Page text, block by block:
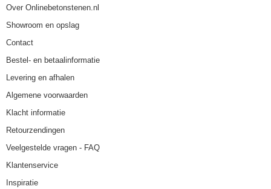
Over Onlinebetonstenen.nl
Showroom en opslag
Contact
Bestel- en betaalinformatie
Levering en afhalen
Algemene voorwaarden
Klacht informatie
Retourzendingen
Veelgestelde vragen - FAQ
Klantenservice
Inspiratie